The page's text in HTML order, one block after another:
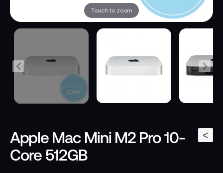
Touch to zoom
<
Apple Mac Mini M2 Pro 10-
Core 512GB